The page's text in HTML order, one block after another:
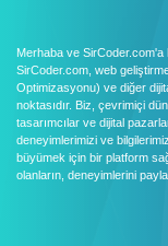
Merhaba ve SirCoder.com'a
SirCoder.com, web
Optimizasyonu) ve diğer
noktasıdır. Biz, çevrimiçi
tasarımcılar ve dijital
deneyimlerimizi ve
büyümek için bir platform
olanların, deneyimlerini